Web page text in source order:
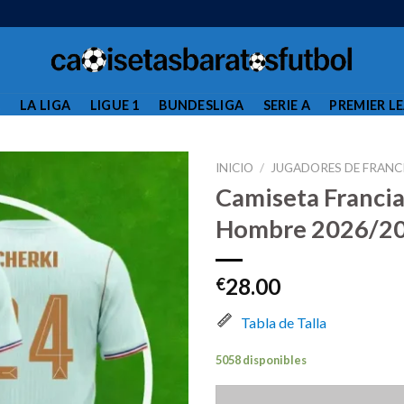
LA LIGA LIGUE 1 BUNDESLIGA SERIE A PREMIER
INICIO / JUGADORES DE
Camiseta
Hombre 2026/
€28.00
Tabla de Talla
5058 disponibles